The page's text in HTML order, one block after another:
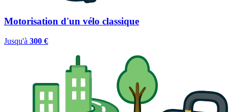
Motorisation d'un vélo classique
Jusqu'à 300 €